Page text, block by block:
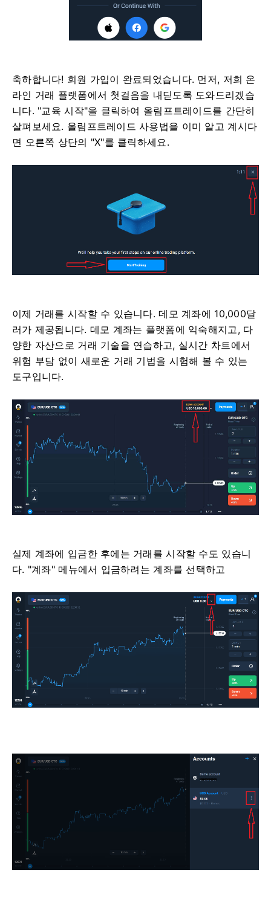
축하합니다! 회원 가입이 완료되었습니다. 먼저, 저희 온
라인 거래 플랫폼에서 첫걸음을 내딛도록 도와드리겠습
니다. "교육 시작"을 클릭하여 올림프트레이드를 간단히
살펴보세요. 올림프트레이드 사용법을 이미 알고 계시다
면 오른쪽 상단의 "X"를 클릭하세요.
이제 거래를 시작할 수 있습니다. 데모 계좌에 10,000달
러가 제공됩니다. 데모 계좌는 플랫폼에 익숙해지고, 다
양한 자산으로 거래 기술을 연습하고, 실시간 차트에서
위험 부담 없이 새로운 거래 기법을 시험해 볼 수 있는
도구입니다.
실제 계좌에 입금한 후에는 거래를 시작할 수도 있습니
다. "계좌" 메뉴에서 입금하려는 계좌를 선택하고